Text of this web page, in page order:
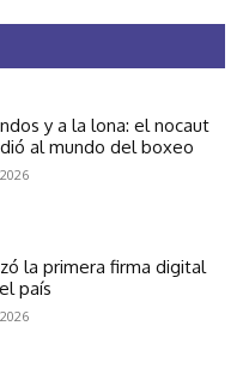
y a la lona: el nocaut
al mundo del boxeo
la primera firma digital
país